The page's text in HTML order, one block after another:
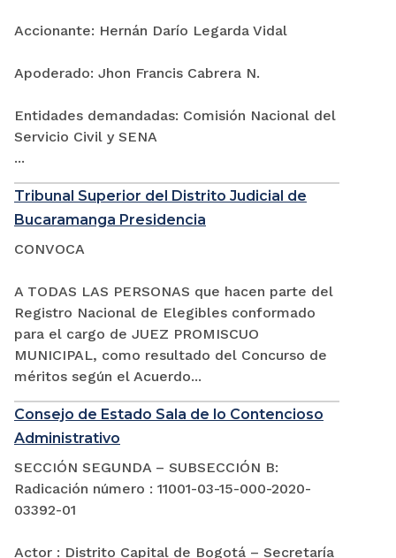
Accionante: Hernán Darío Legarda Vidal
Apoderado: Jhon Francis Cabrera N.
Entidades demandadas: Comisión Nacional del
Servicio Civil y SENA
...
Tribunal Superior del Distrito Judicial de
Bucaramanga Presidencia
CONVOCA
A TODAS LAS PERSONAS que hacen parte del
Registro Nacional de Elegibles conformado
para el cargo de JUEZ PROMISCUO
MUNICIPAL, como resultado del Concurso de
méritos según el Acuerdo...
Consejo de Estado Sala de lo Contencioso
Administrativo
SECCIÓN SEGUNDA – SUBSECCIÓN B:
Radicación número : 11001-03-15-000-2020-
03392-01
Actor : Distrito Capital de Bogotá – Secretaría